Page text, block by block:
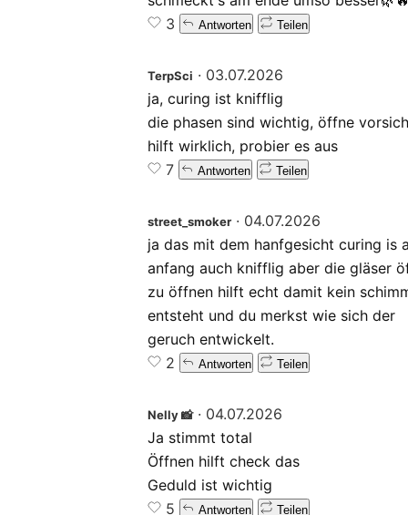
3
Antworten Teilen
TerpSci · 03.07.2026
ja, curing ist knifflig
die phasen sind wichtig, öffne
hilft wirklich, probier es aus
7
Antworten Teilen
street_smoker · 04.07.2026
ja das mit dem hanfgesicht curing is
anfang auch knifflig aber die gläser
zu öffnen hilft echt damit kein
entsteht und du merkst wie sich der
geruch entwickelt.
2
Antworten Teilen
Nelly 📸 · 04.07.2026
Ja stimmt total
Öffnen hilft check das
Geduld ist wichtig
5
Antworten Teilen